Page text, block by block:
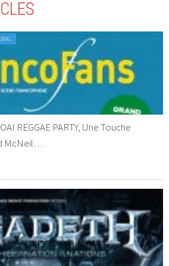
REGGAE PARTY, Une Touche
McNeil…